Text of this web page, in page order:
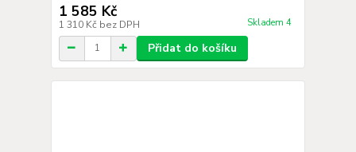
1 585 Kč
1 310 Kč bez DPH Skladem 4
Přidat do košíku